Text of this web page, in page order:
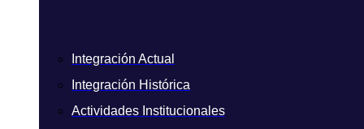
Integración Actual
Integración Histórica
Actividades Institucionales